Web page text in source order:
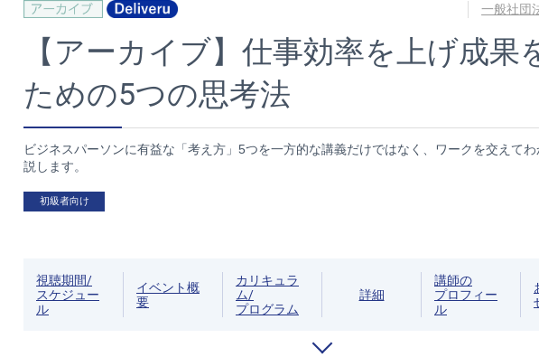
一般社団
【アーカイブ】仕事効率を上げ成果
ための5つの思考法
ビジネスパーソンに有益な「考え方」5つを一方的な講義だけではなく、ワークを交えて
説します。
初級者向け
視聴期間/
スケジュー
ル
イベント概
要
カリキュラ
ム/
プログラム
詳細
講師の
プロフィー
ル